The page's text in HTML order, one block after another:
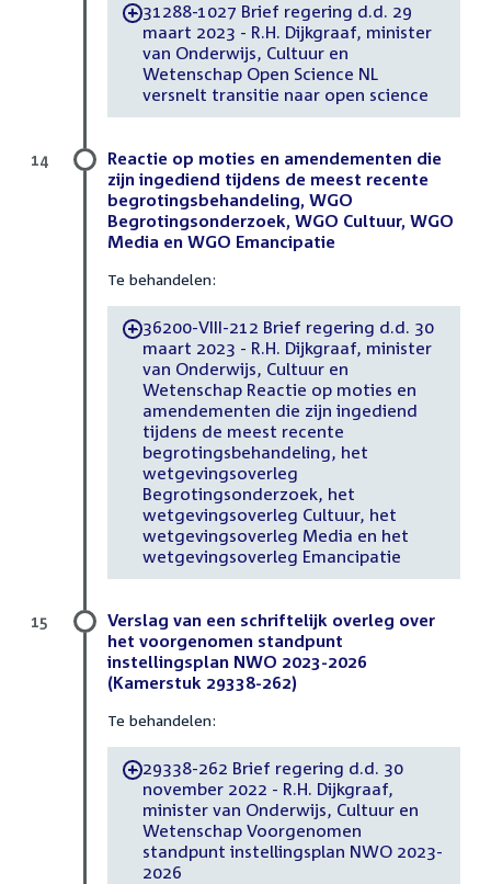
-31288-1027 Brief regering d.d. 29
maart 2023 - R.H. Dijkgraaf, minister
van Onderwijs, Cultuur en
Wetenschap Open Science NL
versnelt transitie naar open science
Reactie op moties en amendementen die
zijn ingediend tijdens de meest recente
begrotingsbehandeling, WGO
Begrotingsonderzoek, WGO Cultuur, WGO
Media en WGO Emancipatie
Te behandelen:
-36200-VIII-212 Brief regering d.d. 30
maart 2023 - R.H. Dijkgraaf, minister
van Onderwijs, Cultuur en
Wetenschap Reactie op moties en
amendementen die zijn ingediend
tijdens de meest recente
begrotingsbehandeling, het
wetgevingsoverleg
Begrotingsonderzoek, het
wetgevingsoverleg Cultuur, het
wetgevingsoverleg Media en het
wetgevingsoverleg Emancipatie
14
Verslag van een schriftelijk overleg over
het voorgenomen standpunt
instellingsplan NWO 2023-2026
(Kamerstuk 29338-262)
Te behandelen:
-29338-262 Brief regering d.d. 30
november 2022 - R.H. Dijkgraaf,
minister van Onderwijs, Cultuur en
Wetenschap Voorgenomen
standpunt instellingsplan NWO 2023-
2026
15